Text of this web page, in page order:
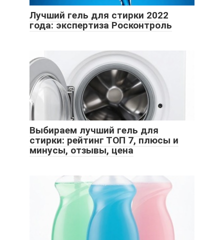
Лучший гель для стирки 2022
года: экспертиза Росконтроль
Выбираем лучший гель для
стирки: рейтинг ТОП 7, плюсы и
минусы, отзывы, цена